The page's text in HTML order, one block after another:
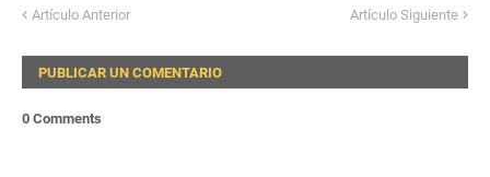
Artículo Anterior Artículo Siguiente
PUBLICAR UN COMENTARIO
0 Comments